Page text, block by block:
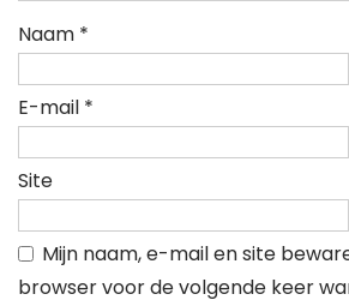
Naam *
E-mail *
Site
Mijn naam, e-mail en site
browser voor de volgende keer